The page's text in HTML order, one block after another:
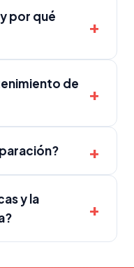
por qué
de
y la